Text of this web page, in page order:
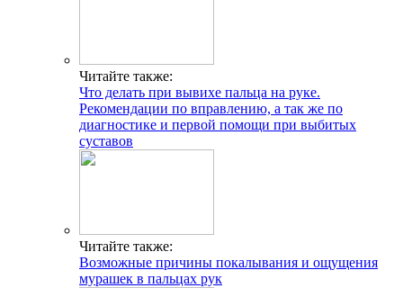
Читайте также:
Что делать при вывихе пальца на руке.
Рекомендации по вправлению, а так же по
диагностике и первой помощи при выбитых
суставов
Читайте также:
Возможные причины покалывания и ощущения
мурашек в пальцах рук